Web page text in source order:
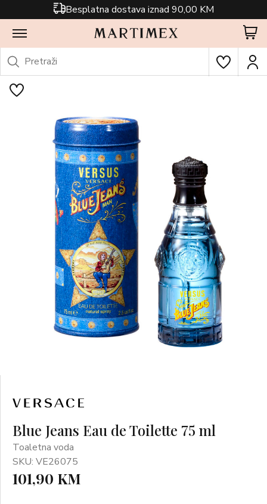
Besplatna dostava iznad 90,00 KM
Blue Jeans Eau de Toilette 75 ml
Toaletna voda
SKU: VE26075
101,90 KM